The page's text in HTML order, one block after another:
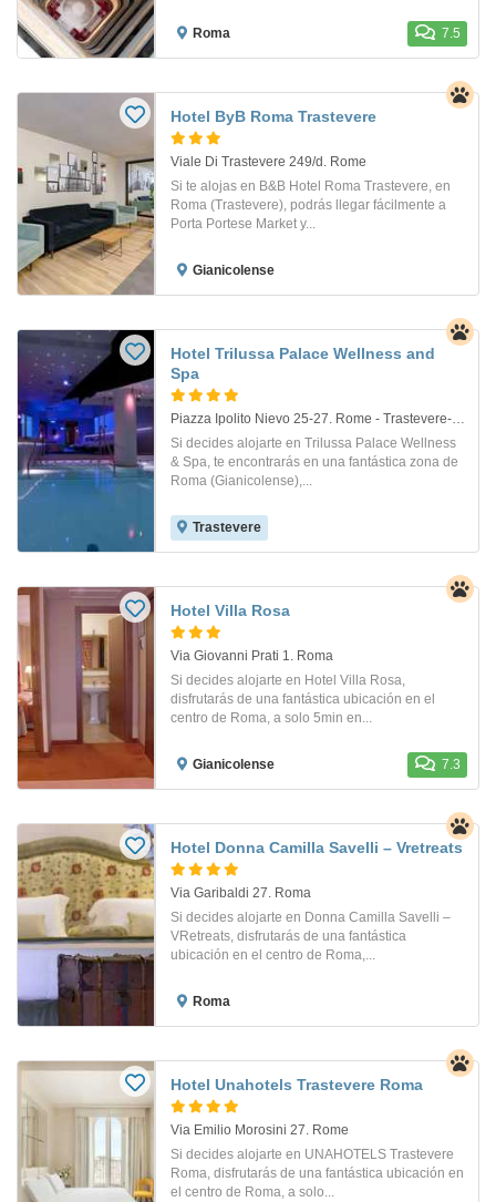
Roma 7.5
Hotel ByB Roma Trastevere
Viale Di Trastevere 249/d. Rome
Si te alojas en B&B Hotel Roma Trastevere, en
Roma (Trastevere), podrás llegar fácilmente a
Porta Portese Market y...
Gianicolense
Hotel Trilussa Palace Wellness and
Spa
Piazza Ipolito Nievo 25-27. Rome - Trastevere-Aventin
Si decides alojarte en Trilussa Palace Wellness
& Spa, te encontrarás en una fantástica zona de
Roma (Gianicolense),...
Trastevere
Hotel Villa Rosa
Via Giovanni Prati 1. Roma
Si decides alojarte en Hotel Villa Rosa,
disfrutarás de una fantástica ubicación en el
centro de Roma, a solo 5min en...
Gianicolense 7.3
Hotel Donna Camilla Savelli – Vretreats
Via Garibaldi 27. Roma
Si decides alojarte en Donna Camilla Savelli –
VRetreats, disfrutarás de una fantástica
ubicación en el centro de Roma,...
Roma
Hotel Unahotels Trastevere Roma
Via Emilio Morosini 27. Rome
Si decides alojarte en UNAHOTELS Trastevere
Roma, disfrutarás de una fantástica ubicación en
el centro de Roma, a solo...